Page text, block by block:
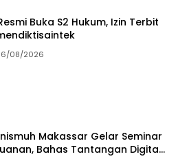
Buka S2 Hukum, Izin Terbit
08/2026
Makassar Gelar Seminar
Bahas Tantangan Digital